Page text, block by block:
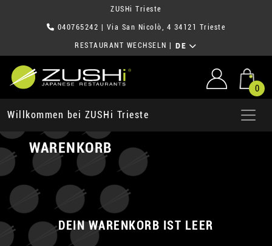
ZUSHi Trieste
040765242 | Via San Nicolò, 4 34121 Trieste
RESTAURANT WECHSELN DE
0
Willkommen bei ZUSHi Trieste
WARENKORB
DEIN WARENKORB IST LEER